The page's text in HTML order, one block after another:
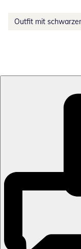
Outfit mit